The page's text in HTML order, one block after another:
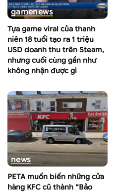
gamenews
Tựa game viral của thanh
niên 18 tuổi tạo ra 1 triệu
USD doanh thu trên Steam,
nhưng cuối cùng gần như
không nhận được gì
news
PETA muốn biến những cửa
hàng KFC cũ thành “Bảo